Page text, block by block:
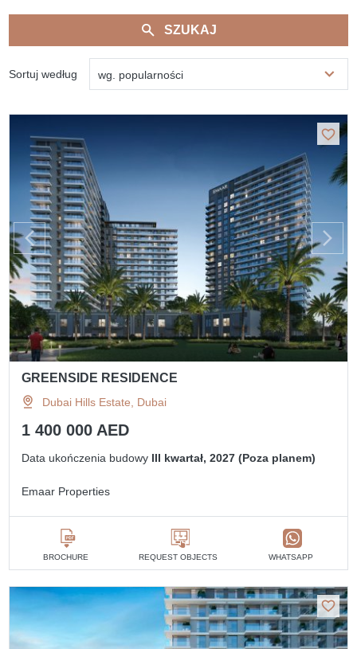
SZUKAJ
Sortuj według wg. popularności
GREENSIDE RESIDENCE
Dubai Hills Estate, Dubai
1 400 000 AED
Data ukończenia budowy III kwartał, 2027 (Poza planem)
Emaar Properties
BROCHURE REQUEST OBJECTS WHATSAPP